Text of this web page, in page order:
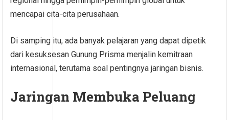
mencapai cita-cita perusahaan.
Di samping itu, ada banyak pelajaran yang dapat dipetik
dari kesuksesan Gunung Prisma menjalin kemitraan
internasional, terutama soal pentingnya jaringan bisnis.
Jaringan Membuka Peluang